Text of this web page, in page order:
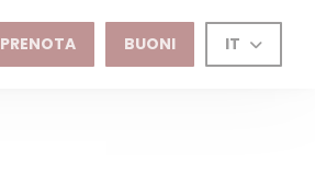
PRENOTA BUONI IT